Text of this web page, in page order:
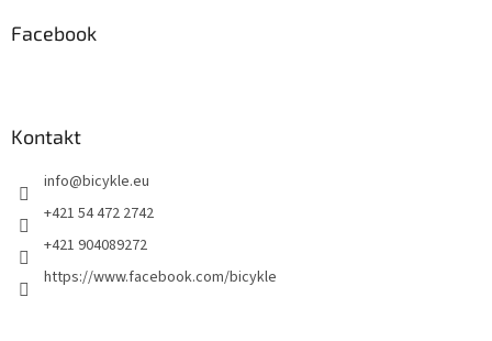
Facebook
Kontakt
info@bicykle.eu
+421 54 472 2742
+421 904089272
https://www.facebook.com/bicykle